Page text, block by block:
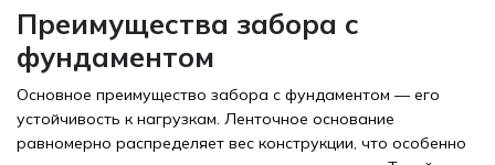
Преимущества забора с
фундаментом
Основное преимущество забора с фундаментом — его
устойчивость к нагрузкам. Ленточное основание
равномерно распределяет вес конструкции, что особенно